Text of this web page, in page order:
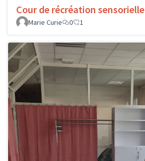
Cour de récréation sensorielle
Marie Curie
0 1